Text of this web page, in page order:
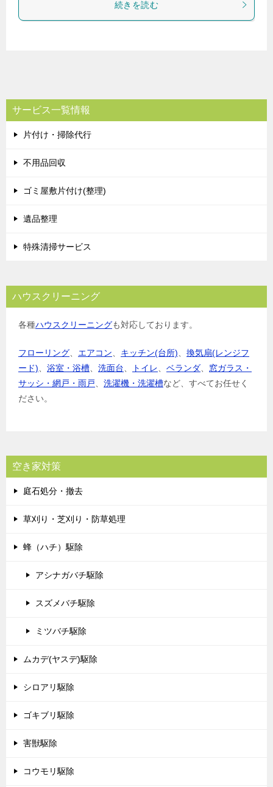
続きを読む
サービス一覧情報
片付け・掃除代行
不用品回収
ゴミ屋敷片付け(整理)
遺品整理
特殊清掃サービス
ハウスクリーニング
各種ハウスクリーニングも対応しております。
フローリング エアコン キッチン(台所)
換気扇(レンジフ
ード)
浴室・浴槽 洗面台 トイレ ベランダ
窓ガラス・
サッシ・網戸・雨戸
洗濯機・洗濯槽など、すべてお任せく
ださい。
空き家対策
庭石処分・撤去
草刈り・芝刈り・防草処理
蜂（ハチ）駆除
アシナガバチ駆除
スズメバチ駆除
ミツバチ駆除
ムカデ(ヤスデ)駆除
シロアリ駆除
ゴキブリ駆除
害獣駆除
コウモリ駆除